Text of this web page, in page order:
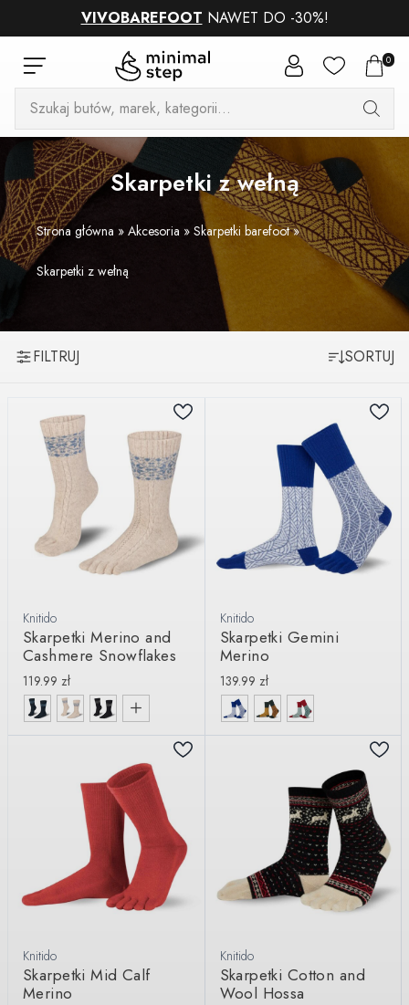
VIVOBAREFOOT NAWET DO -30%!
0
Wyszukiwarka
produktów
Skarpetki z wełną
Strona główna » Akcesoria » Skarpetki barefoot»
Skarpetki z wełną
FILTRUJ SORTUJ
Knitido
Skarpetki Merino and
Cashmere Snowflakes
119.99 zł
Knitido
Skarpetki Gemini
Merino
139.99 zł
Knitido
Skarpetki Mid Calf
Merino
Knitido
Skarpetki Cotton and
Wool Hossa